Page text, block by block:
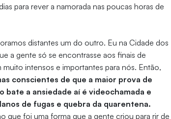
para rever a namorada nas poucas horas de
distantes um do outro. Eu na Cidade dos
a gente só se encontrasse aos finais de
muito intensos e importantes para nós. Então,
conscientes de que a maior prova de
bate a ansiedade aí é videochamada e
de fugas e quebra da quarentena.
que foi uma forma que a gente criou para rir de